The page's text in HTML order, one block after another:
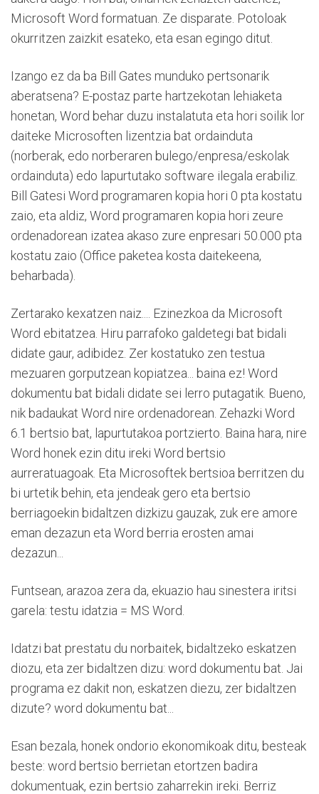
Microsoft Word formatuan. Ze disparate. Potoloak
okurritzen zaizkit esateko, eta esan egingo ditut.
Izango ez da ba Bill Gates munduko pertsonarik
aberatsena? E-postaz parte hartzekotan lehiaketa
honetan, Word behar duzu instalatuta eta hori soilik lor
daiteke Microsoften lizentzia bat ordainduta
(norberak, edo norberaren bulego/enpresa/eskolak
ordainduta) edo lapurtutako software ilegala erabiliz.
Bill Gatesi Word programaren kopia hori 0 pta kostatu
zaio, eta aldiz, Word programaren kopia hori zeure
ordenadorean izatea akaso zure enpresari 50.000 pta
kostatu zaio (Office paketea kosta daitekeena,
beharbada).
Zertarako kexatzen naiz.... Ezinezkoa da Microsoft
Word ebitatzea. Hiru parrafoko galdetegi bat bidali
didate gaur, adibidez. Zer kostatuko zen testua
mezuaren gorputzean kopiatzea... baina ez! Word
dokumentu bat bidali didate sei lerro putagatik. Bueno,
nik badaukat Word nire ordenadorean. Zehazki Word
6.1 bertsio bat, lapurtutakoa portzierto. Baina hara, nire
Word honek ezin ditu ireki Word bertsio
aurreratuagoak. Eta Microsoftek bertsioa berritzen du
bi urtetik behin, eta jendeak gero eta bertsio
berriagoekin bidaltzen dizkizu gauzak, zuk ere amore
eman dezazun eta Word berria erosten amai
dezazun...
Funtsean, arazoa zera da, ekuazio hau sinestera iritsi
garela: testu idatzia = MS Word.
Idatzi bat prestatu du norbaitek, bidaltzeko eskatzen
diozu, eta zer bidaltzen dizu: word dokumentu bat. Jai
programa ez dakit non, eskatzen diezu, zer bidaltzen
dizute? word dokumentu bat...
Esan bezala, honek ondorio ekonomikoak ditu, besteak
beste: word bertsio berrietan etortzen badira
dokumentuak, ezin bertsio zaharrekin ireki. Berriz